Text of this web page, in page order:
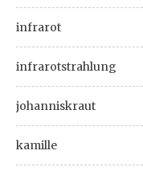
infrarot
infrarotstrahlung
johanniskraut
kamille